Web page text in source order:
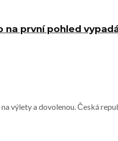
na první pohled
výlety a dovolenou. Česká